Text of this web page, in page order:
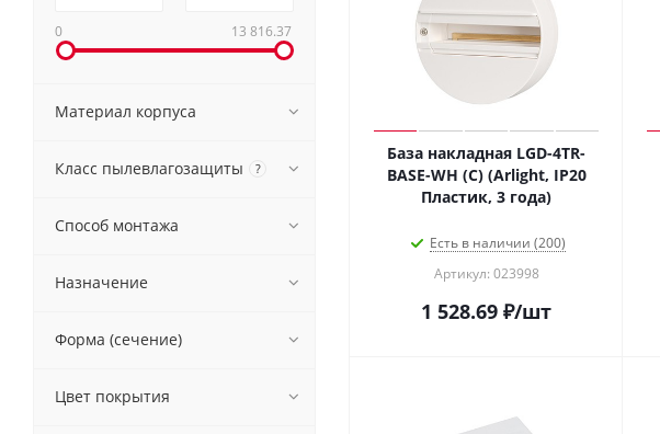
База накладная LGD-4TR-
BASE-WH (C) (Arlight, IP20
Пластик, 3 года)
Есть в наличии (200)
Артикул: 023998
1 528.69 ₽/шт
0 13 816.37
Материал корпуса
Класс пылевлагозащиты ?
Способ монтажа
Назначение
Форма (сечение)
Цвет покрытия